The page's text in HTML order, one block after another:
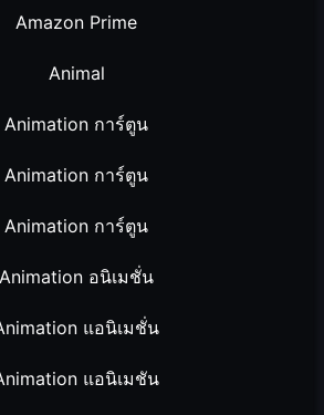
Amazon Prime
Animal
Animation การ์ตูน
Animation การ์ตูน
Animation การ์ตูน
Animation อนิเมชั่น
แอนิเมชั่น
แอนิเมชัน